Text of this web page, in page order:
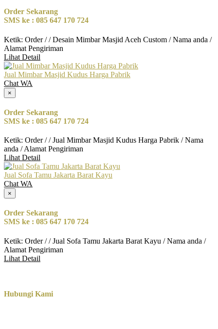
Order Sekarang
SMS ke : 085 647 170 724
Ketik: Order / / Desain Mimbar Masjid Aceh Custom / Nama anda /
Alamat Pengiriman
Lihat Detail
Jual Mimbar Masjid Kudus Harga Pabrik
Chat WA
×
Order Sekarang
SMS ke : 085 647 170 724
Ketik: Order / / Jual Mimbar Masjid Kudus Harga Pabrik / Nama
anda / Alamat Pengiriman
Lihat Detail
Jual Sofa Tamu Jakarta Barat Kayu
Chat WA
×
Order Sekarang
SMS ke : 085 647 170 724
Ketik: Order / / Jual Sofa Tamu Jakarta Barat Kayu / Nama anda /
Alamat Pengiriman
Lihat Detail
Hubungi Kami